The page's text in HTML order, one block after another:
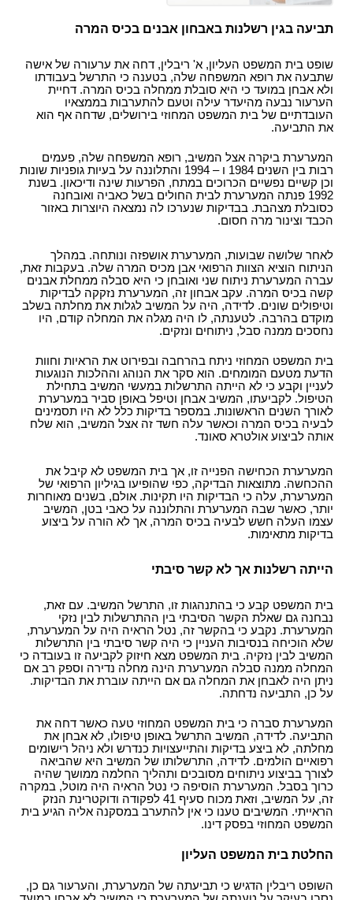
חוק הפיצויים לנפגעי תאונות דרכים
עו"ד
תקנות פיצויים לנפגעי תאונות דרכים (תשלומים
תכופים)
חוק נפגעי תאונות דרכים (סיוע לבני משפחה)
שאלות ותשובות - נזקי גוף
תביעת פיצויים - דוגמאות
פורום אורטופדיה וכירורגיה
עו"ד?
רשלנות רפואית - אבחון לקוי
רשלנות רפואית בלידה - הריון
תביעת רשלנות רפואית - הריון, לידה
רשלנות רפואית- ניתוח פלסטי קוסמטי
זכויות החולה- על הזכויות שלנו בתחום הבריאות
מידע על תביעות רשלנות רפואית
תיעוד חומר רפואי - רשלנות רפואית
חוק זכויות החולה
הקשר בין מחלת הסוכרת לשרות הצבאי
קצין תגמולים - בקשה לעיון נוסף
נכי צה"ל וחוק הנכים, לאן?
קביעת אחוזי נכות לנפגעי משרד הביטחון - תקנות
נפגעי פעולות איבה - טרור
קצין תגמולים- מידע משפטי ומדריך להגשת תביעה
מאגר חוקים| דיני צבא
נכי צה"ל - דוגמאות לתביעות נכות
קטעי עיתונות
בחירת זכויות לפי חוק הביטוח הלאומי או לפי חוק
הנכים?
תביעות תלמידים - תאונות ילדים
תאונות אופניים
תאונות אופנוע - רכב דו גלגלי
תביעת ביטוח בגין נכות מתאונה ומחלוקת בנוגע
לפרשנות חישוב הפיצוי
פגיעות ברחוב - תאונה בשטח ציבורי
רשלנות מקצועית
זכויות נפגעי עבירה| קורבנות משפט פלילי ועבירות
מין
חוק פיצוי לנפגעי פוליו, התשס"ז-2007
בדיקת החזרי מס
דואר אלקטרוני, חוק הספאם ודואר זבל, עד מתי?
צליפת שוט, פגיעות ראש, זעזוע מוח, פגיעה נפשית
דירוג עורכי דין - פרסום עורכי דין בחינם באינטרנט !
תביעה בגין רשלנות באבחון אבנים בכיס המרה
שופט בית המשפט העליון, א' ריבלין, דחה את ערעורה של אישה
שתבעה את רופא המשפחה שלה, בטענה כי התרשל בעבודתו
ולא אבחן במועד כי היא סובלת ממחלה בכיס המרה. דחיית
הערעור נבעה מהיעדר עילה וטעם להתערבות בממצאיו
העובדתיים של בית המשפט המחוזי בירושלים, שדחה אף הוא
את התביעה.
המערערת ביקרה אצל המשיב, רופא המשפחה שלה, פעמים
רבות בין השנים 1984 ו – 1994 והתלוננה על בעיות גופניות שונות
וכן קשיים נפשיים הכרוכים במתח, הפרעות שינה ודיכאון. בשנת
1992 פנתה המערערת לבית החולים בשל כאביה ואובחנה
כסובלת מצהבת. בבדיקות שנערכו לה נמצאה היוצרות באזור
הכבד וצינור מרה חסום.
לאחר שלושה שבועות, המערערת אושפזה ונותחה. במהלך
הניתוח הוציא הצוות הרפואי אבן מכיס המרה שלה. בעקבות זאת,
עברה המערערת ניתוח שני ואובחן כי היא סבלה ממחלת אבנים
קשה בכיס המרה. עקב אבחון זה, המערערת נזקקה לבדיקות
וטיפולים שונים. לדידה, היה על המשיב לגלות את מחלתה בשלב
מוקדם בהרבה. לטענתה, לו היה מגלה את המחלה קודם, היו
נחסכים ממנה סבל, ניתוחים ונזקים.
בית המשפט המחוזי ניתח בהרחבה ובפירוט את הראיות וחוות
הדעת מטעם המומחים. הוא סקר את הנוהג וההלכות הנוגעות
לעניין וקבע כי לא הייתה התרשלות במעשי המשיב בתחילת
הטיפול. לקביעתו, המשיב אבחן וטיפל באופן סביר במערערת
לאורך השנים הראשונות. במספר בדיקות כלל לא היו תסמינים
לבעיה בכיס המרה וכאשר עלה חשד זה אצל המשיב, הוא שלח
אותה לביצוע אולטרא סאונד.
המערערת הכחישה הפנייה זו, אך בית המשפט לא קיבל את
ההכחשה. מתוצאות הבדיקה, כפי שהופיעו בגיליון הרפואי של
המערערת, עלה כי הבדיקות היו תקינות. אולם, בשנים מאוחרות
יותר, כאשר שבה המערערת והתלוננה על כאבי בטן, המשיב
עצמו העלה חשש לבעיה בכיס המרה, אך לא הורה על ביצוע
בדיקות מתאימות.
הייתה רשלנות אך לא קשר סיבתי
בית המשפט קבע כי בהתנהגות זו, התרשל המשיב. עם זאת,
נבחנה גם שאלת הקשר הסיבתי בין ההתרשלות לבין נזקי
המערערת. נקבע כי בהקשר זה, נטל הראיה היה על המערערת,
שלא הוכיחה בנסיבות העניין כי היה קשר סיבתי בין התרשלות
המשיב לבין נזקיה. בית המשפט מצא חיזוק לקביעה זו בעובדה כי
המחלה ממנה סבלה המערערת הינה מחלה נדירה וספק רב אם
ניתן היה לאבחן את המחלה גם אם הייתה עוברת את הבדיקות.
על כן, התביעה נדחתה.
המערערת סברה כי בית המשפט המחוזי טעה כאשר דחה את
התביעה. לדידה, המשיב התרשל באופן טיפולו, לא אבחן את
מחלתה, לא ביצע בדיקות והתייעצויות כנדרש ולא ניהל רישומים
רפואיים הולמים. לדידה, התרשלותו של המשיב היא שהביאה
לצורך בביצוע ניתוחים מסובכים ותהליך החלמה ממושך שהיה
כרוך בסבל. המערערת הוסיפה כי נטל הראיה היה מוטל, במקרה
זה, על המשיב, וזאת מכוח סעיף 41 לפקודה ודוקטרינת הנזק
הראייתי. המשיבים טענו כי אין להתערב במסקנה אליה הגיע בית
המשפט המחוזי בפסק דינו.
החלטת בית המשפט העליון
השופט ריבלין הדגיש כי תביעתה של המערערת, והערעור גם כן,